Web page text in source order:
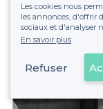
Les cookies nous
les annonces, d'offrir
sociaux et d'analyser
En savoir plus
Refuser